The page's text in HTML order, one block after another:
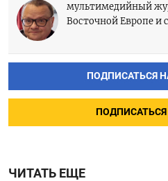
мультимедийный
Восточной Европе и
ПОДПИСАТЬСЯ
ПОДПИСАТЬСЯ
ЧИТАТЬ ЕЩЕ